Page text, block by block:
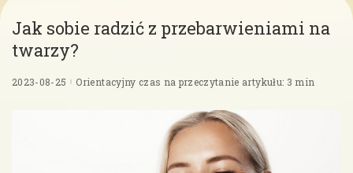
Jak sobie radzić z przebarwieniami na
twarzy?
2023-08-25 Orientacyjny czas na przeczytanie artykułu: 3 min